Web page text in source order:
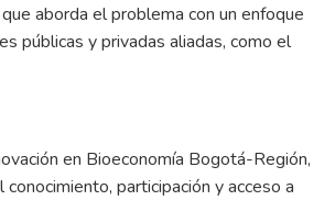
aborda el problema con un enfoque
públicas y privadas aliadas, como el
en Bioeconomía Bogotá-Región,
participación y acceso a